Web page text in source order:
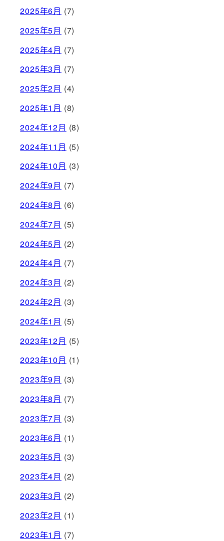
2025年6月 (7)
2025年5月 (7)
2025年4月 (7)
2025年3月 (7)
2025年2月 (4)
2025年1月 (8)
2024年12月 (8)
2024年11月 (5)
2024年10月 (3)
2024年9月 (7)
2024年8月 (6)
2024年7月 (5)
2024年5月 (2)
2024年4月 (7)
2024年3月 (2)
2024年2月 (3)
2024年1月 (5)
2023年12月 (5)
2023年10月 (1)
2023年9月 (3)
2023年8月 (7)
2023年7月 (3)
2023年6月 (1)
2023年5月 (3)
2023年4月 (2)
2023年3月 (2)
2023年2月 (1)
2023年1月 (7)